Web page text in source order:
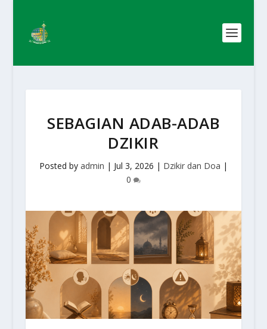
SEBAGIAN ADAB-ADAB
DZIKIR
Posted by admin | Jul 3, 2026 | Dzikir dan Doa |
0